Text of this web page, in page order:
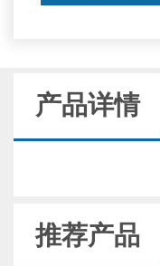
产品详情
推荐产品